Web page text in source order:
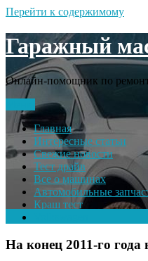
Перейти к содержимому
Гаражный
Онлайн-помощник по
Главная
Интересные статьи
Свежие новости
Тест драйв
Все о машинах
Автомобильные
Краш тест
На конец 2011-го года